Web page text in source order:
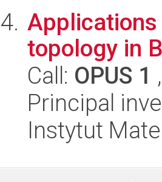
topology in
Call: OPUS 1
Principal
Instytut